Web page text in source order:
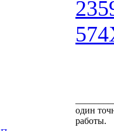
один
работы.